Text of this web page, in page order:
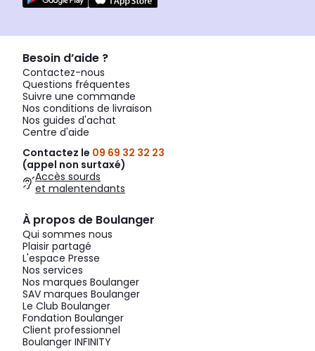
Besoin d’aide ?
Contactez-nous
Questions fréquentes
Suivre une commande
Nos conditions de livraison
Nos guides d'achat
Centre d'aide
Contactez le 09 69 32 32 23
(appel non surtaxé)
Accès sourds
et malentendants
À propos de Boulanger
Qui sommes nous
Plaisir partagé
L'espace Presse
Nos services
Nos marques Boulanger
SAV marques Boulanger
Le Club Boulanger
Fondation Boulanger
Client professionnel
Boulanger INFINITY